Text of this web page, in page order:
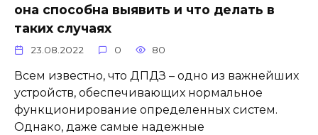
она способна выявить и что делать в
таких случаях
23.08.2022 0 80
Всем известно, что ДПДЗ – одно из важнейших
устройств, обеспечивающих нормальное
функционирование определенных систем.
Однако, даже самые надежные